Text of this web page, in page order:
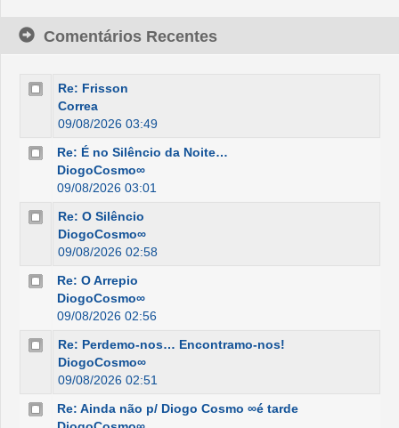
Comentários Recentes
Re: Frisson
Correa
09/08/2026 03:49
Re: É no Silêncio da Noite…
DiogoCosmo∞
09/08/2026 03:01
Re: O Silêncio
DiogoCosmo∞
09/08/2026 02:58
Re: O Arrepio
DiogoCosmo∞
09/08/2026 02:56
Re: Perdemo-nos… Encontramo-nos!
DiogoCosmo∞
09/08/2026 02:51
Re: Ainda não p/ Diogo Cosmo ∞é tarde